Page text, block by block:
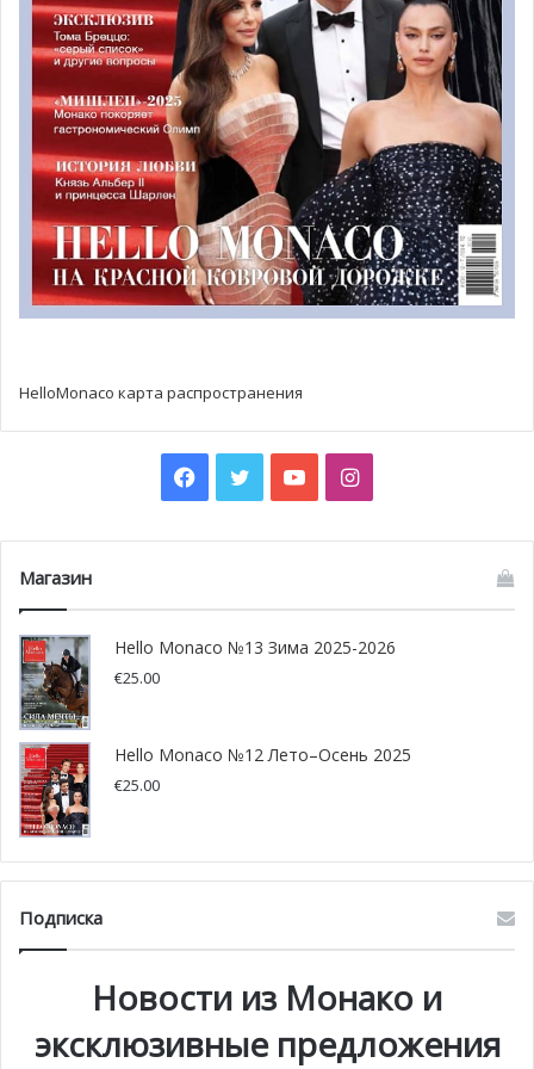
HelloMonaco карта распространения
Facebook
TwitterYouTubeInstagram
Магазин
Hello Monaco №13 Зима 2025-2026
€25.00
Hello Monaco №12 Лето–Осень 2025
€25.00
Подписка
Новости из Монако и
эксклюзивные предложения